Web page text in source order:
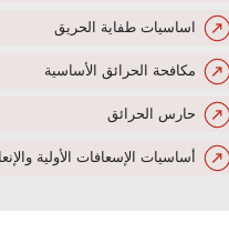
اساسيات طفاية الحريق
مكافحة الحرائق الأساسية
حارس الحرائق
أساسيات الإسعافات الأولية